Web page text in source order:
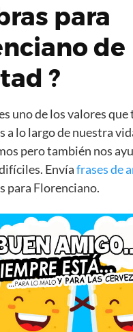
para
de
?
uno de los valores
a lo largo de nuestra
pero también nos
Envíafrases de
para Florenciano.